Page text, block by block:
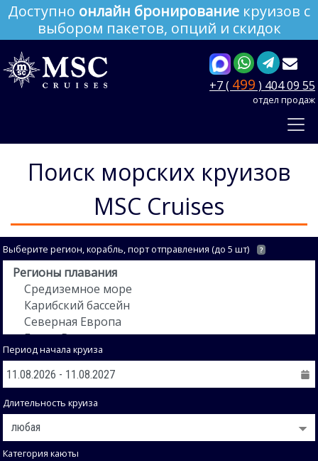
Доступно онлайн бронирование круизов с
выбором пакетов, опций и скидок
+7 ( 499 ) 404 09 55
отдел продаж
Поиск морских круизов
MSC Cruises
Выберите регион, корабль, порт отправления (до 5 шт) ?
Период начала круиза
Длительность круиза
Категория каюты